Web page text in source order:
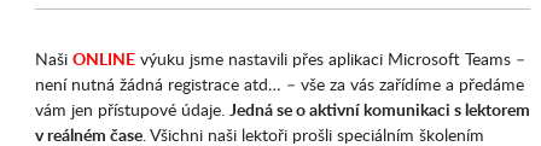
Naši ONLINEvýuku jsme nastavili přes aplikaci Microsoft Teams –
není nutná žádná registrace atd… – vše za vás zařídíme a předáme
vám jen přístupové údaje. Jedná se o aktivní komunikaci s lektorem
v reálném čase. Všichni naši lektoři prošli speciálním školením